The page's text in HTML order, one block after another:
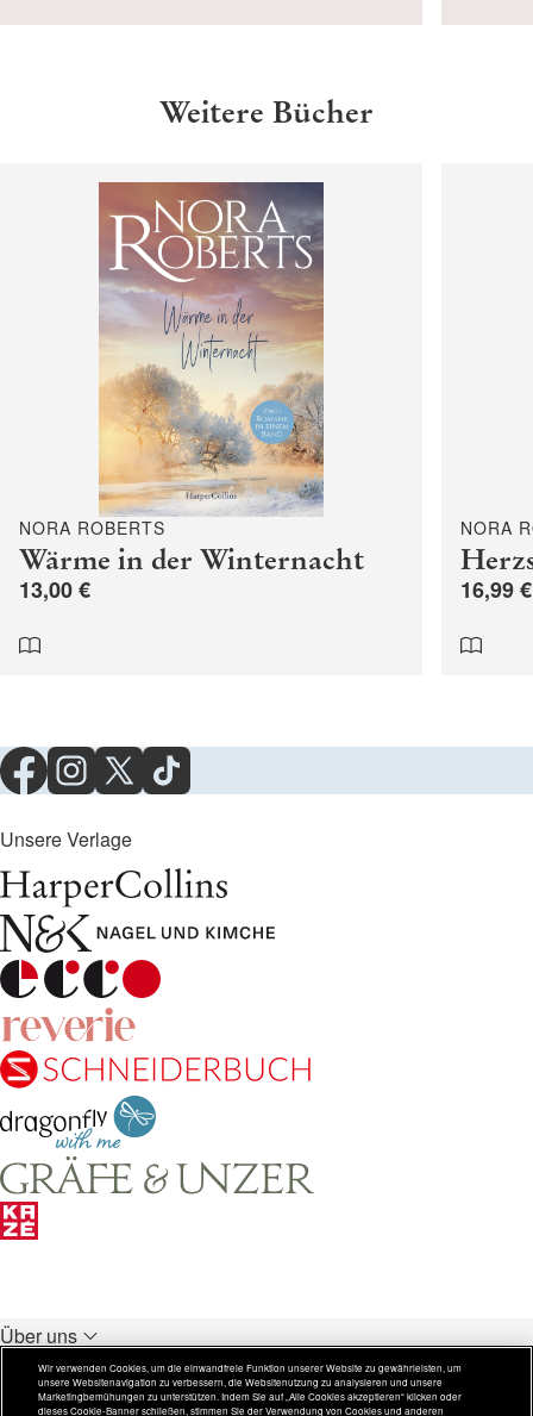
Weitere Bücher
NORA ROBERTS
Wärme in der Winternacht
13,00 €
NORA
16,99 €
Unsere Verlage
Über uns
Unsere Verlage
Rechtliches
Wir verwenden Cookies, um die einwandfreie Funktion unserer Website zu gewährleisten, um
unsere Websitenavigation zu verbessern, die Websitenutzung zu analysieren und unsere
Marketingbemühungen zu unterstützen. Indem Sie auf „Alle Cookies akzeptieren“ klicken oder
dieses Cookie-Banner schließen, stimmen Sie der Verwendung von Cookies und anderen